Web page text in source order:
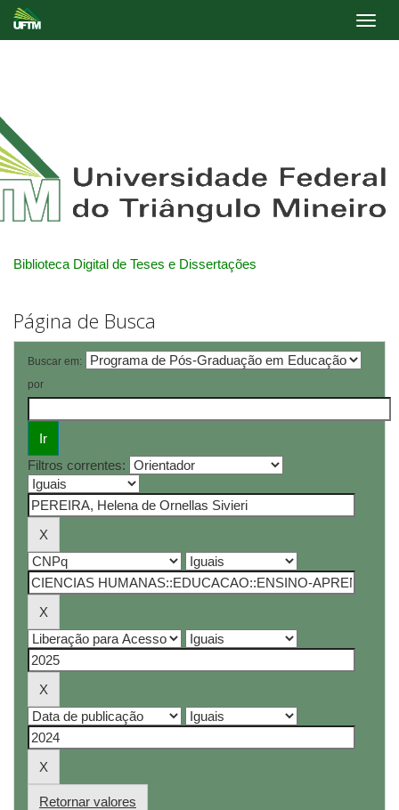
Biblioteca Digital de Teses e Dissertações
Página de Busca
Buscar em:
por
Filtros correntes:
Retornar valores